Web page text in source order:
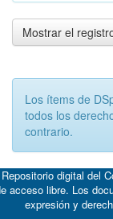
Mostrar el
Los ítems de
todos los
contrario.
digital del
acceso libre. Los
expresión y